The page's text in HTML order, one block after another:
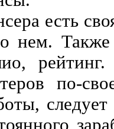
есть
нем. Также
по-